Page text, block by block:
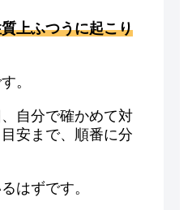
上ふつうに起こり
。
自分で確かめて対
安まで、順番に分
はずです。